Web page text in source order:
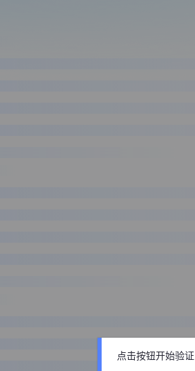
点击按钮开始验证